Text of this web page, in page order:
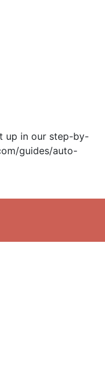
up in our step-by-
guides/auto-